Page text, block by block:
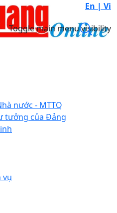
En | Vi
Toggle main menu visibility
nước - MTTQ
tưởng của Đảng
vụ